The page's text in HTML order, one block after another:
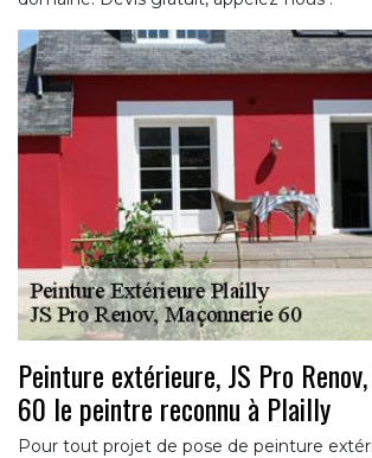
Peinture extérieure, JS Pro
60 le peintre reconnu à Plailly
Pour tout projet de pose de peinture